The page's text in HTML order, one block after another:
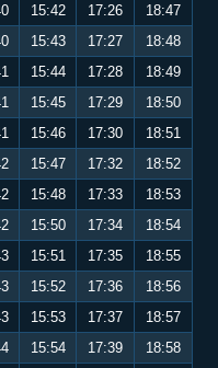
15:42 17:26
18:47
15:43 17:27
18:48
15:44 17:28
18:49
15:45 17:29
18:50
15:46 17:30
18:51
15:47 17:32
18:52
15:48 17:33
18:53
15:50 17:34
18:54
15:51 17:35
18:55
15:52 17:36
18:56
15:53 17:37
18:57
15:54 17:39
18:58